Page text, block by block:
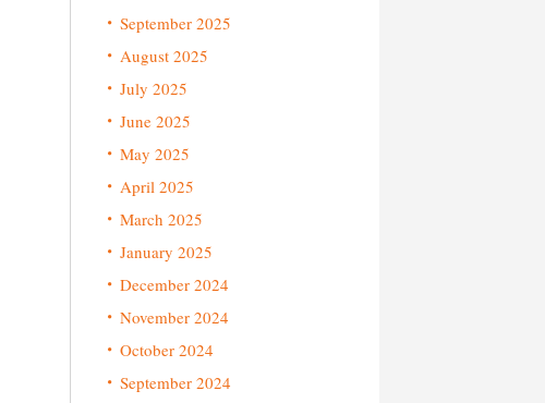
September 2025
August 2025
July 2025
June 2025
May 2025
April 2025
March 2025
January 2025
December 2024
November 2024
October 2024
September 2024